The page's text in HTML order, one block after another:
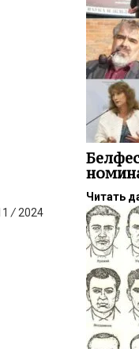
Читать
/ 2024